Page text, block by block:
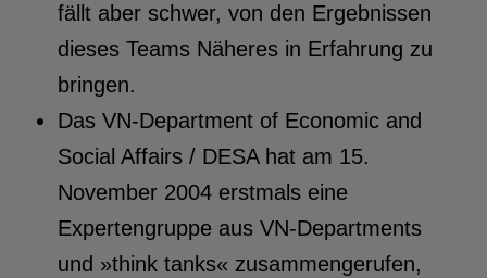
fällt aber schwer, von den Ergebnissen
dieses Teams Näheres in Erfahrung zu
bringen.
Das VN-Department of Economic and
Social Affairs / DESA hat am 15.
November 2004 erstmals eine
Expertengruppe aus VN-Departments
und »think tanks« zusammengerufen,